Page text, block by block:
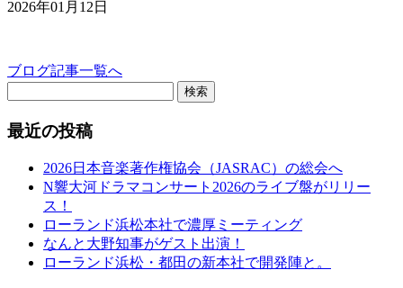
2026年01月12日
ブログ記事一覧へ
検索
最近の投稿
2026日本音楽著作権協会（JASRAC）の総会へ
N響大河ドラマコンサート2026のライブ盤がリリー
ス！
ローランド浜松本社で濃厚ミーティング
なんと大野知事がゲスト出演！
ローランド浜松・都田の新本社で開発陣と。